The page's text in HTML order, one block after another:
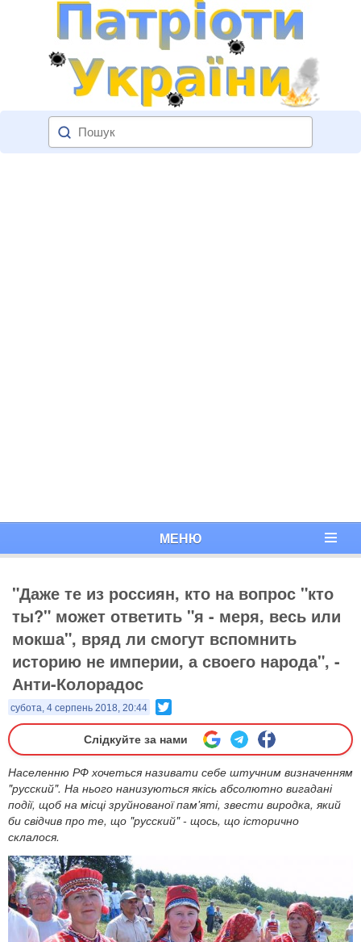
МЕНЮ
"Даже те из россиян, кто на вопрос "кто
ты?" может ответить "я - меря, весь или
мокша", вряд ли смогут вспомнить
историю не империи, а своего народа", -
Анти-Колорадос
субота, 4 серпень 2018, 20:44
Слідкуйте за нами
Населенню РФ хочеться називати себе штучним визначенням
"русский". На нього нанизуються якісь абсолютно вигадані
події, щоб на місці зруйнованої пам'яті, звести виродка, який
би свідчив про те, що "русский" - щось, що історично
склалося.